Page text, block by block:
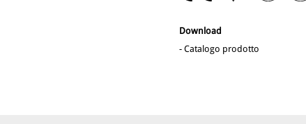
Download
-Catalogo prodotto